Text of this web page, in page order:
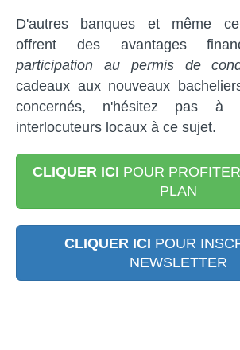
D'autres banques et même
offrent des avantages
participation au permis de
cadeaux aux nouveaux
concernés, n'hésitez pas à
interlocuteurs locaux à ce sujet.
CLIQUER ICI POUR
PLAN
CLIQUER ICI POUR
NEWSLETTER